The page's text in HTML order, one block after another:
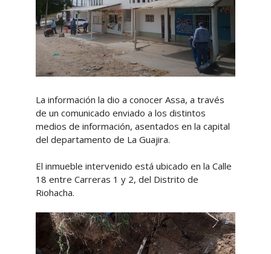
La información la dio a conocer Assa, a través
de un comunicado enviado a los distintos
medios de información, asentados en la capital
del departamento de La Guajira.
El inmueble intervenido está ubicado en la Calle
18 entre Carreras 1 y 2, del Distrito de
Riohacha.